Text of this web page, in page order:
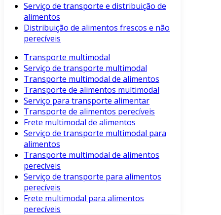
Serviço de transporte e distribuição de
alimentos
Distribuição de alimentos frescos e não
perecíveis
Transporte multimodal
Serviço de transporte multimodal
Transporte multimodal de alimentos
Transporte de alimentos multimodal
Serviço para transporte alimentar
Transporte de alimentos perecíveis
Frete multimodal de alimentos
Serviço de transporte multimodal para
alimentos
Transporte multimodal de alimentos
perecíveis
Serviço de transporte para alimentos
perecíveis
Frete multimodal para alimentos
perecíveis